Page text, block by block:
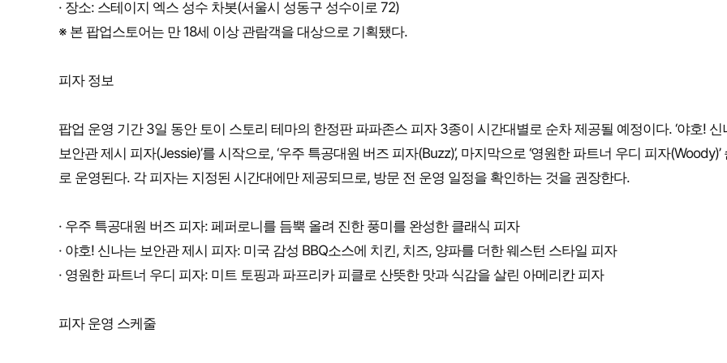
· 장소: 스테이지 엑스 성수 차봇(서울시 성동구 성수이로 72)
※ 본 팝업스토어는 만 18세 이상 관람객을 대상으로 기획됐다.
피자 정보
팝업 운영 기간 3일 동안 토이 스토리 테마의 한정판 파파존스 피자 3종이 시간대별로 순차 제공될 예정이다. ‘야호! 신
보안관 제시 피자(Jessie)’를 시작으로, ‘우주 특공대원 버즈 피자(Buzz)’, 마지막으로 ‘영원한 파트너 우디 피자(Woody)’
로 운영된다. 각 피자는 지정된 시간대에만 제공되므로, 방문 전 운영 일정을 확인하는 것을 권장한다.
· 우주 특공대원 버즈 피자: 페퍼로니를 듬뿍 올려 진한 풍미를 완성한 클래식 피자
· 야호! 신나는 보안관 제시 피자: 미국 감성 BBQ소스에 치킨, 치즈, 양파를 더한 웨스턴 스타일 피자
· 영원한 파트너 우디 피자: 미트 토핑과 파프리카 피클로 산뜻한 맛과 식감을 살린 아메리칸 피자
피자 운영 스케줄